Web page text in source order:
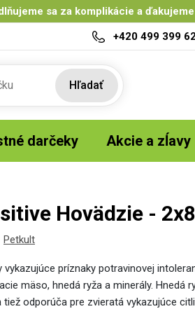
sa za komplikácie a
+420 499 399
Hľadať
darčeky Akcie a zĺavy
Hovädzie -
Petkult
príznaky potravinovej
mäso, hnedá ryža a minerály. Hnedá
odporúča pre zvieratá vykazujúce